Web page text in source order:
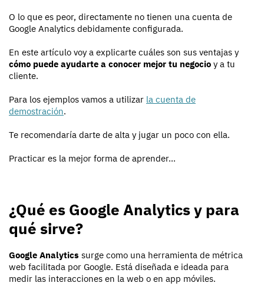
O lo que es peor, directamente no tienen una cuenta de
Google Analytics debidamente configurada.
En este artículo voy a explicarte cuáles son sus ventajas y
cómo puede ayudarte a conocer mejor tu negocio y a tu
cliente.
Para los ejemplos vamos a utilizar la cuenta de
demostración.
Te recomendaría darte de alta y jugar un poco con ella.
Practicar es la mejor forma de aprender...
¿Qué es Google Analytics y para
qué sirve?
Google Analytics surge como una herramienta de métrica
web facilitada por Google. Está diseñada e ideada para
medir las interacciones en la web o en app móviles.